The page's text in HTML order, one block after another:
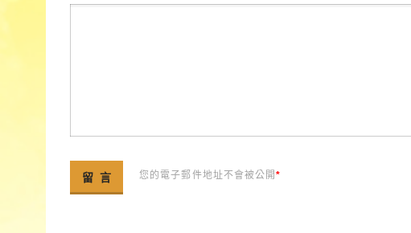
您的電子郵件地址不會被公開*